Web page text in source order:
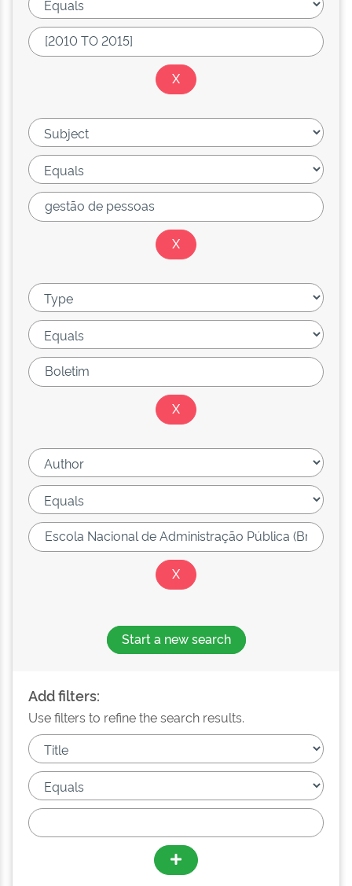
Start a new search
Add filters:
Use filters to refine the search results.